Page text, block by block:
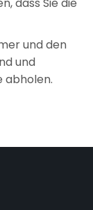
dass Sie die
und den
und
abholen.